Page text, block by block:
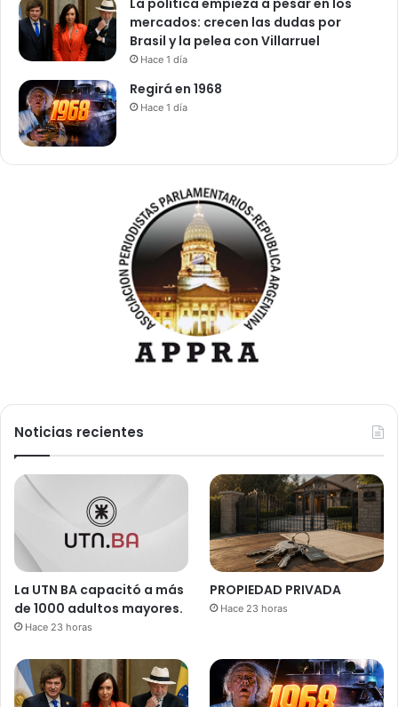
La política empieza a pesar en los
mercados: crecen las dudas por
Brasil y la pelea con Villarruel
Hace 1 día
Regirá en 1968
Hace 1 día
Noticias recientes
La UTN BA capacitó a más
de 1000 adultos mayores.
Hace 23 horas
PROPIEDAD PRIVADA
Hace 23 horas